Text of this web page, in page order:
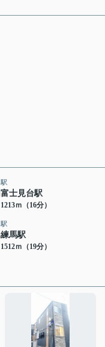
駅
富士見台駅
1213ｍ（16分）
駅
練馬駅
1512ｍ（19分）